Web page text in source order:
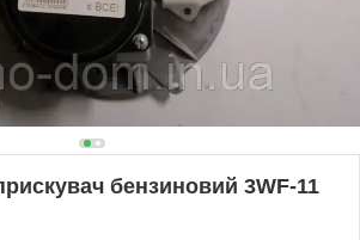
бензиновий 3WF-11